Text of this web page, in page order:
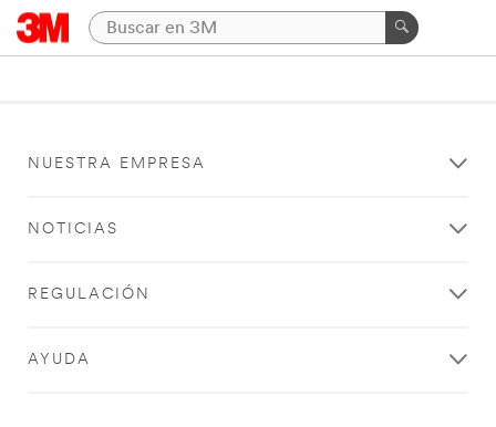
NUESTRA EMPRESA
NOTICIAS
REGULACIÓN
AYUDA